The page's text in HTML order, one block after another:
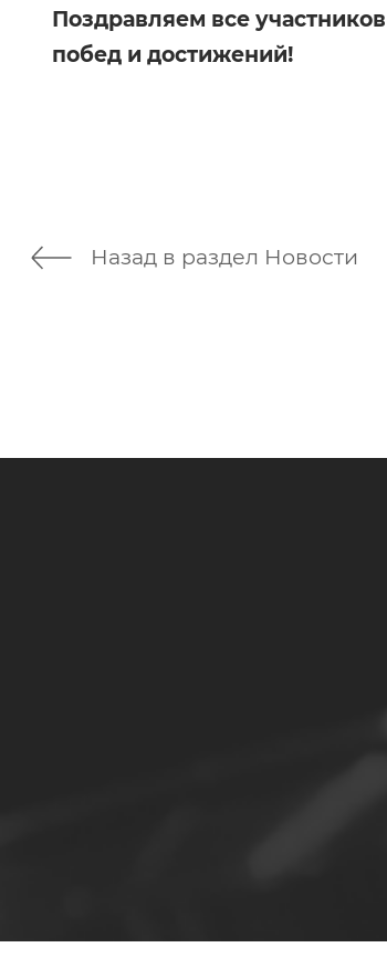
Поздравляем все
побед и достижений!
Назад в раздел Новости